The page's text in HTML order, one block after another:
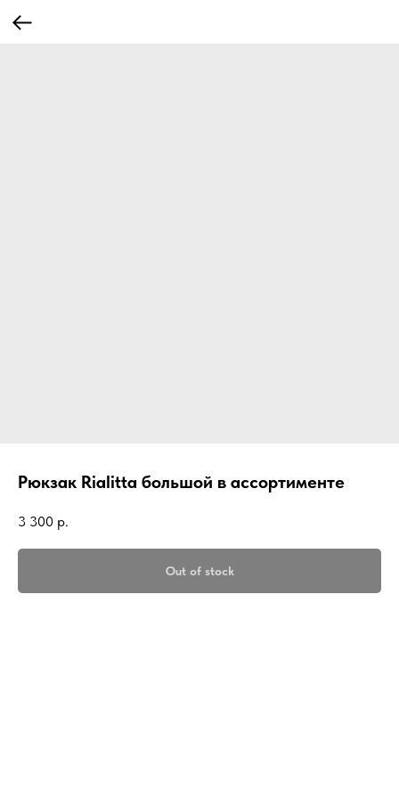
Рюкзак Rialitta большой в ассортименте
3 300 р.
Out of stock